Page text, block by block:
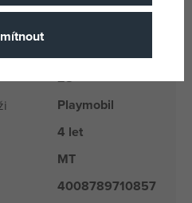
28
Playmobil
4 let
MT
4008789710857